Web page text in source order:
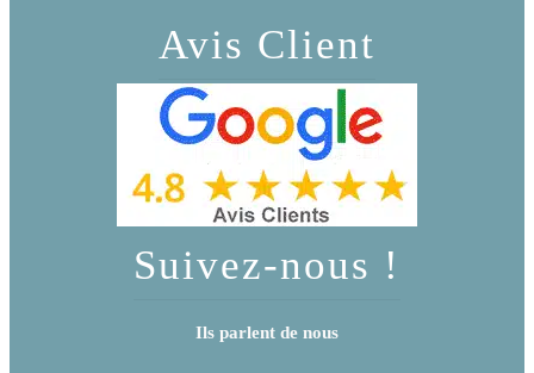
Avis Client
Suivez-nous !
Ils parlent de nous